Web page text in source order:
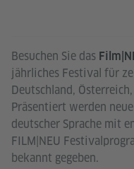
Besuchen Sie das
jährliches Festival für
Deutschland,
Präsentiert werden
deutscher Sprache mit
FILM|NEU
bekannt gegeben.